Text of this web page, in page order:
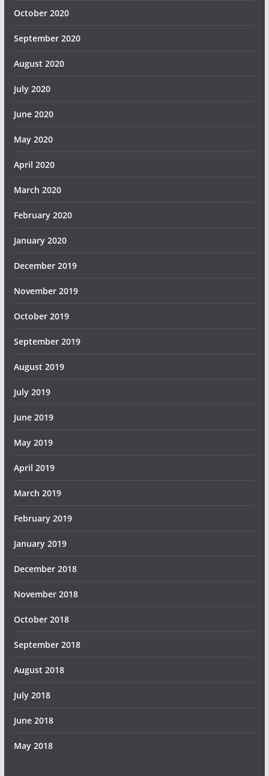
October 2020
September 2020
August 2020
July 2020
June 2020
May 2020
April 2020
March 2020
February 2020
January 2020
December 2019
November 2019
October 2019
September 2019
August 2019
July 2019
June 2019
May 2019
April 2019
March 2019
February 2019
January 2019
December 2018
November 2018
October 2018
September 2018
August 2018
July 2018
June 2018
May 2018